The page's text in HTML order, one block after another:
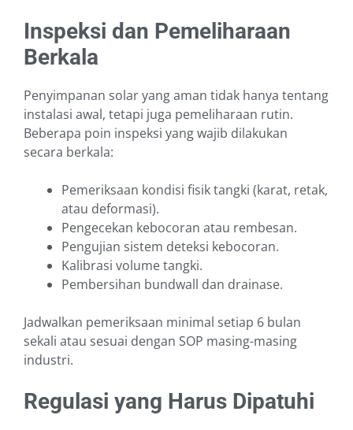
Inspeksi dan Pemeliharaan
Berkala
Penyimpanan solar yang aman tidak hanya tentang
instalasi awal, tetapi juga pemeliharaan rutin.
Beberapa poin inspeksi yang wajib dilakukan
secara berkala:
Pemeriksaan kondisi fisik tangki (karat, retak,
atau deformasi).
Pengecekan kebocoran atau rembesan.
Pengujian sistem deteksi kebocoran.
Kalibrasi volume tangki.
Pembersihan bundwall dan drainase.
Jadwalkan pemeriksaan minimal setiap 6 bulan
sekali atau sesuai dengan SOP masing-masing
industri.
Regulasi yang Harus Dipatuhi